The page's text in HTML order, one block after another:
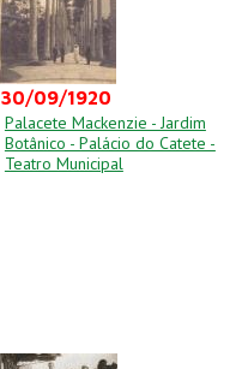
30/09/1920
Palacete Mackenzie - Jardim
Botânico - Palácio do Catete -
Teatro Municipal